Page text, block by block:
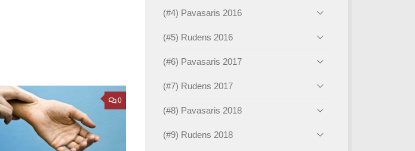
0
(#4) Pavasaris 2016
(#5) Rudens 2016
(#6) Pavasaris 2017
(#7) Rudens 2017
(#8) Pavasaris 2018
(#9) Rudens 2018